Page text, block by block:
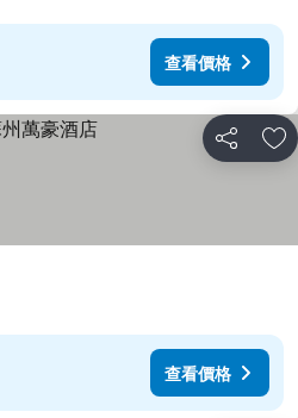
查看價格
分享 加
查看價格